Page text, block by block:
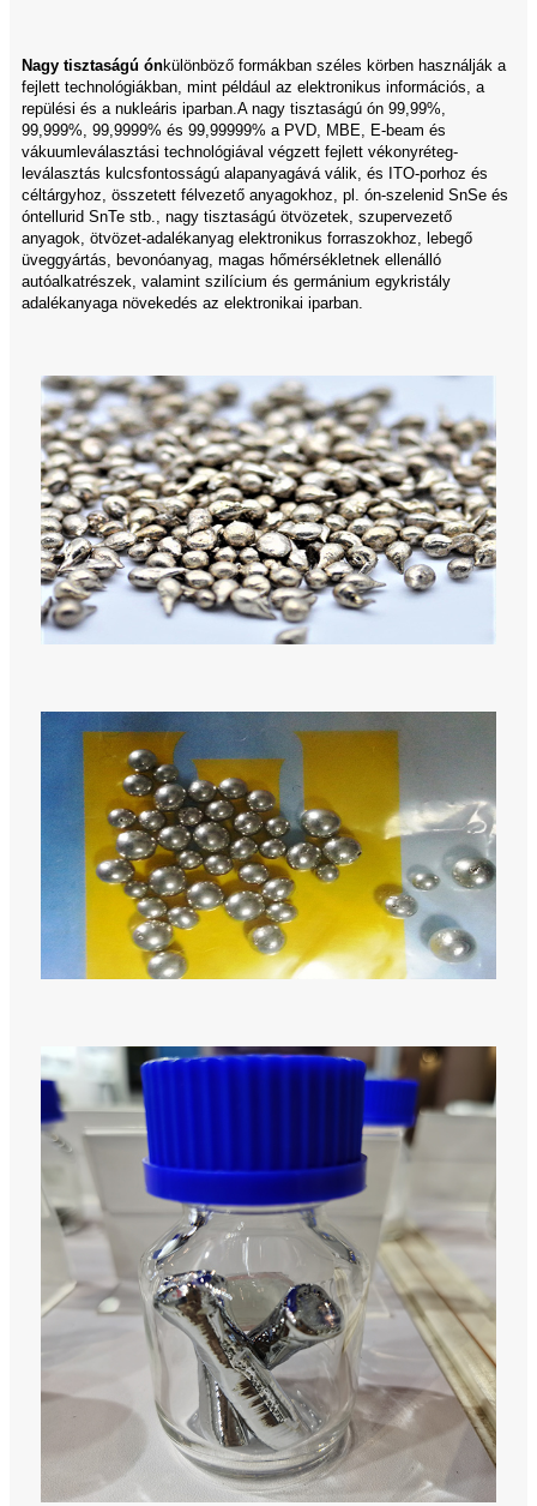
Nagy tisztaságú ónkülönböző formákban széles körben használják a
fejlett technológiákban, mint például az elektronikus információs, a
repülési és a nukleáris iparban.A nagy tisztaságú ón 99,99%,
99,999%, 99,9999% és 99,99999% a PVD, MBE, E-beam és
vákuumleválasztási technológiával végzett fejlett vékonyréteg-
leválasztás kulcsfontosságú alapanyagává válik, és ITO-porhoz és
céltárgyhoz, összetett félvezető anyagokhoz, pl. ón-szelenid SnSe és
óntellurid SnTe stb., nagy tisztaságú ötvözetek, szupervezető
anyagok, ötvözet-adalékanyag elektronikus forraszokhoz, lebegő
üveggyártás, bevonóanyag, magas hőmérsékletnek ellenálló
autóalkatrészek, valamint szilícium és germánium egykristály
adalékanyaga növekedés az elektronikai iparban.